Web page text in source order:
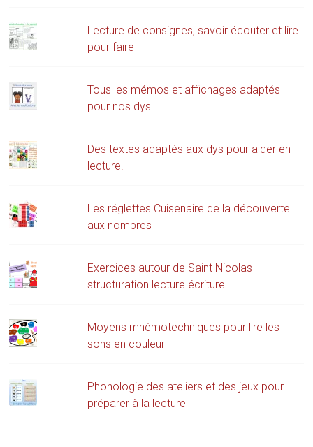
Lecture de consignes, savoir écouter et lire
pour faire
Tous les mémos et affichages adaptés
pour nos dys
Des textes adaptés aux dys pour aider en
lecture.
Les réglettes Cuisenaire de la découverte
aux nombres
Exercices autour de Saint Nicolas
structuration lecture écriture
Moyens mnémotechniques pour lire les
sons en couleur
Phonologie des ateliers et des jeux pour
préparer à la lecture